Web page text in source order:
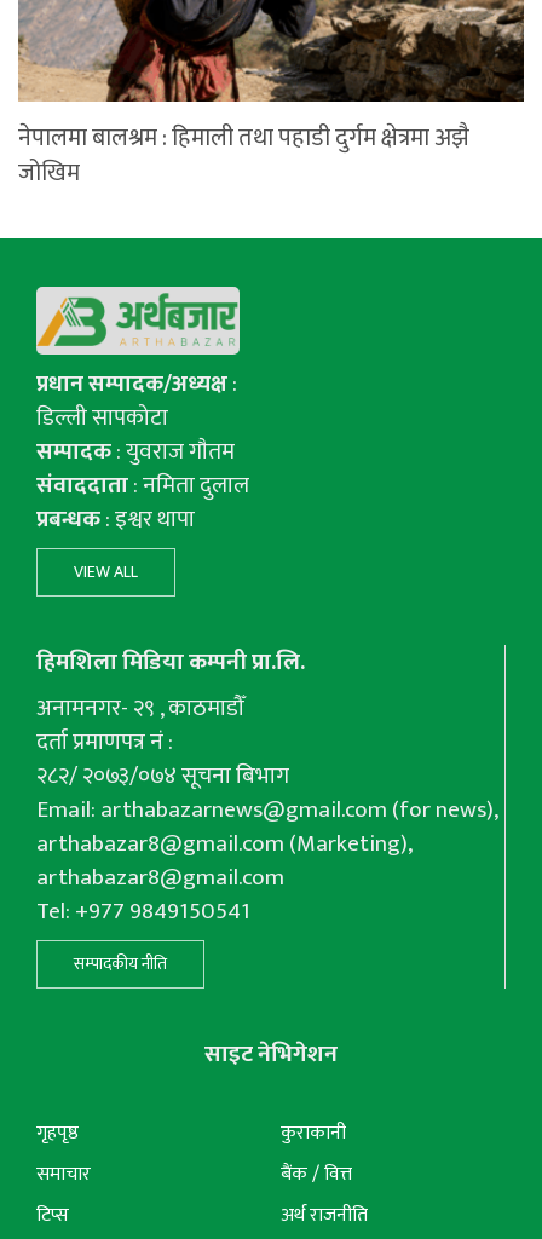
नेपालमा बालश्रम : हिमाली तथा पहाडी दुर्गम क्षेत्रमा अझै
जोखिम
प्रधान सम्पादक/अध्यक्ष:
डिल्ली सापकोटा
सम्पादक: युवराज गाैतम
संवाददाता: नमिता दुलाल
प्रबन्धक: इश्वर थापा
VIEW ALL
हिमशिला मिडिया कम्पनी प्रा.लि.
अनामनगर- २९ , काठमाडौँ
दर्ता प्रमाणपत्र नं :
२८२/ २०७३/०७४ सूचना बिभाग
Email:arthabazarnews@gmail.com(for news),
arthabazar8@gmail.com(Marketing),
arthabazar8@gmail.com
Tel: +977 9849150541
सम्पादकीय नीति
साइट नेभिगेशन
गृहपृष्ठ
समाचार
टिप्स
कुराकानी
बैंक / वित्त
अर्थ राजनीति